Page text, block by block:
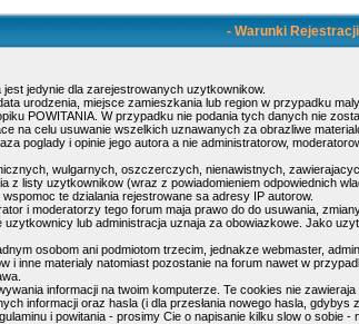
- Warunki Rejestracji
jedynie dla zarejestrowanych uzytkownikow.
urodzenia, miejsce zamieszkania lub region w przypadku
POWITANIA. W przypadku nie podania tych danych nie
na celu usuwanie wszelkich uznawanych za obrazliwe
poglady i opinie jego autora a nie administratorow,
wulgarnych, oszczerczych, nienawistnych,
z listy uzytkownikow (wraz z powiadomieniem odpowiednich
te dzialania rejestrowane sa adresy IP autorow.
i moderatorzy tego forum maja prawo do do usuwania,
uzytkownicy lub administracja uznaja za obowiazkowe. Jako
osobom ani podmiotom trzecim, jednakze webmaster,
i inne materialy natomiast pozostanie na forum nawet w
informacji na twoim komputerze. Te cookies nie
informacji oraz hasla (i dla przesłania nowego hasla,
i powitania - prosimy Cie o napisanie kilku slow o